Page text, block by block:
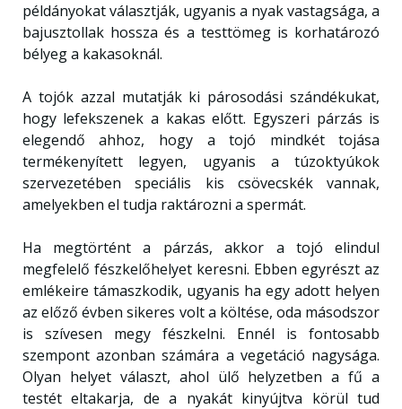
példányokat választják, ugyanis a nyak vastagsága, a
bajusztollak hossza és a testtömeg is korhatározó
bélyeg a kakasoknál.
A tojók azzal mutatják ki párosodási szándékukat,
hogy lefekszenek a kakas előtt. Egyszeri párzás is
elegendő ahhoz, hogy a tojó mindkét tojása
termékenyített legyen, ugyanis a túzoktyúkok
szervezetében speciális kis csövecskék vannak,
amelyekben el tudja raktározni a spermát.
Ha megtörtént a párzás, akkor a tojó elindul
megfelelő fészkelőhelyet keresni. Ebben egyrészt az
emlékeire támaszkodik, ugyanis ha egy adott helyen
az előző évben sikeres volt a költése, oda másodszor
is szívesen megy fészkelni. Ennél is fontosabb
szempont azonban számára a vegetáció nagysága.
Olyan helyet választ, ahol ülő helyzetben a fű a
testét eltakarja, de a nyakát kinyújtva körül tud